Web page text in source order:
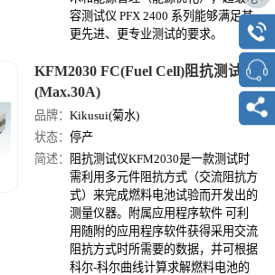
容测试仪 PFX 2400 系列能够满足其
更先进、更专业测试的要求。
KFM2030 FC(Fuel Cell)阻抗测试仪
(Max.30A)
品牌：Kikusui(菊水)
状态：停产
简述：
阻抗测试仪KFM2030是一款测试时
需利用多元件阻抗方式（交流阻抗方
式）来完成燃料电池试验而开发出的
测量仪器。附属应用程序软件 可利
用随附的应用程序软件获得采用交流
阻抗方式时所需要的数据，并可根据
科尔-科尔曲线计算求解燃料电池的